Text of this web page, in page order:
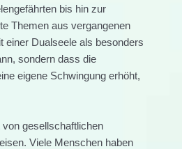
bis hin zur
Themen aus vergangenen
einer Dualseele als besonders
sondern dass die
eigene Schwingung erhöht,
gesellschaftlichen
Viele Menschen haben